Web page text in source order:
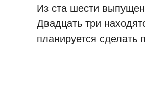
Из ста шести
Двадцать три
планируется сделать